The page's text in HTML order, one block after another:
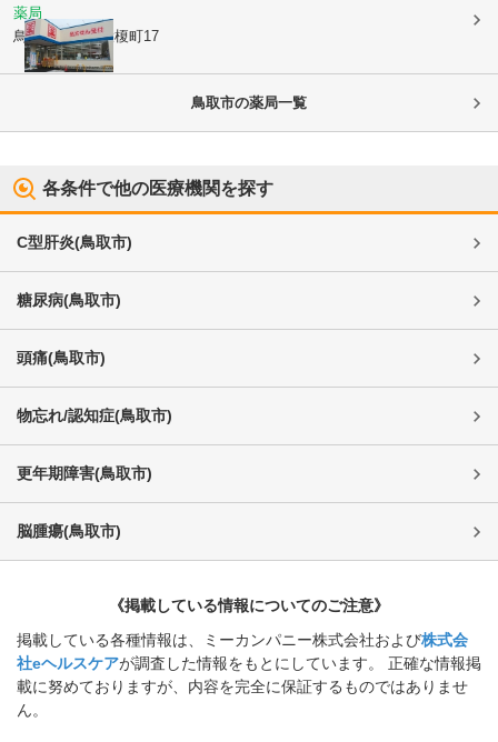
薬局
鳥取県鳥取市大榎町17
鳥取市の薬局一覧
各条件で他の医療機関を探す
C型肝炎(鳥取市)
糖尿病(鳥取市)
頭痛(鳥取市)
物忘れ/認知症(鳥取市)
更年期障害(鳥取市)
脳腫瘍(鳥取市)
《掲載している情報についてのご注意》
掲載している各種情報は、ミーカンパニー株式会社および株式会
社eヘルスケアが調査した情報をもとにしています。 正確な情報掲
載に努めておりますが、内容を完全に保証するものではありませ
ん。